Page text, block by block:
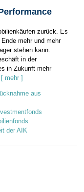
zurück. Es
mehr und mehr
stehen kann.
in der
in Zukunft mehr
[ mehr ]
aus
der AIK